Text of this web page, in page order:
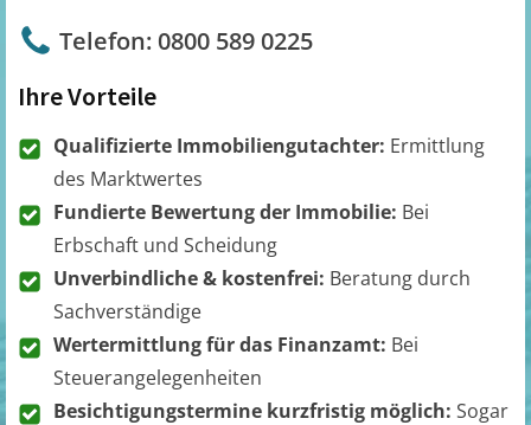
Telefon: 0800 589 0225
Ihre Vorteile
Qualifizierte Immobiliengutachter: Ermittlung
des Marktwertes
Fundierte Bewertung der Immobilie: Bei
Erbschaft und Scheidung
Unverbindliche & kostenfrei: Beratung durch
Sachverständige
Wertermittlung für das Finanzamt: Bei
Steuerangelegenheiten
Besichtigungstermine kurzfristig möglich: Sogar